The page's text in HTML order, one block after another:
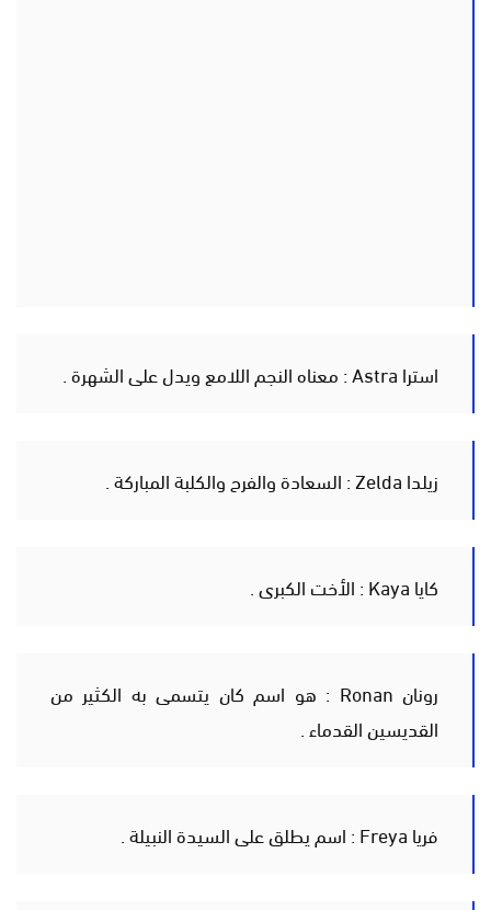
استرا Astra : معناه النجم اللامع ويدل على الشهرة .
زيلدا Zelda : السعادة والفرح والكلبة المباركة .
كايا Kaya : الأخت الكبرى .
رونان Ronan : هو اسم كان يتسمى به الكثير من
القديسين القدماء .
فريا Freya : اسم يطلق على السيدة النبيلة .